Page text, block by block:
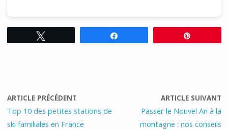
ARTICLE PRÉCÉDENT
Top 10 des petites stations de
ski familiales en France
ARTICLE SUIVANT
Passer le Nouvel An à la
montagne : nos conseils